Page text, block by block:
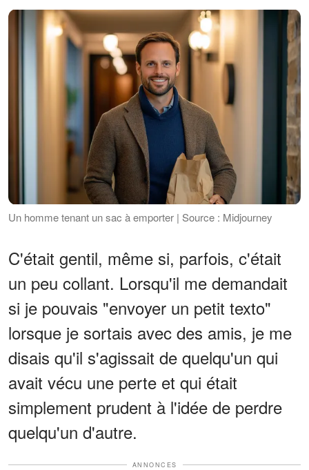
Un homme tenant un sac à emporter | Source : Midjourney
C'était gentil, même si, parfois, c'était
un peu collant. Lorsqu'il me demandait
si je pouvais "envoyer un petit texto"
lorsque je sortais avec des amis, je me
disais qu'il s'agissait de quelqu'un qui
avait vécu une perte et qui était
simplement prudent à l'idée de perdre
quelqu'un d'autre.
ANNONCES